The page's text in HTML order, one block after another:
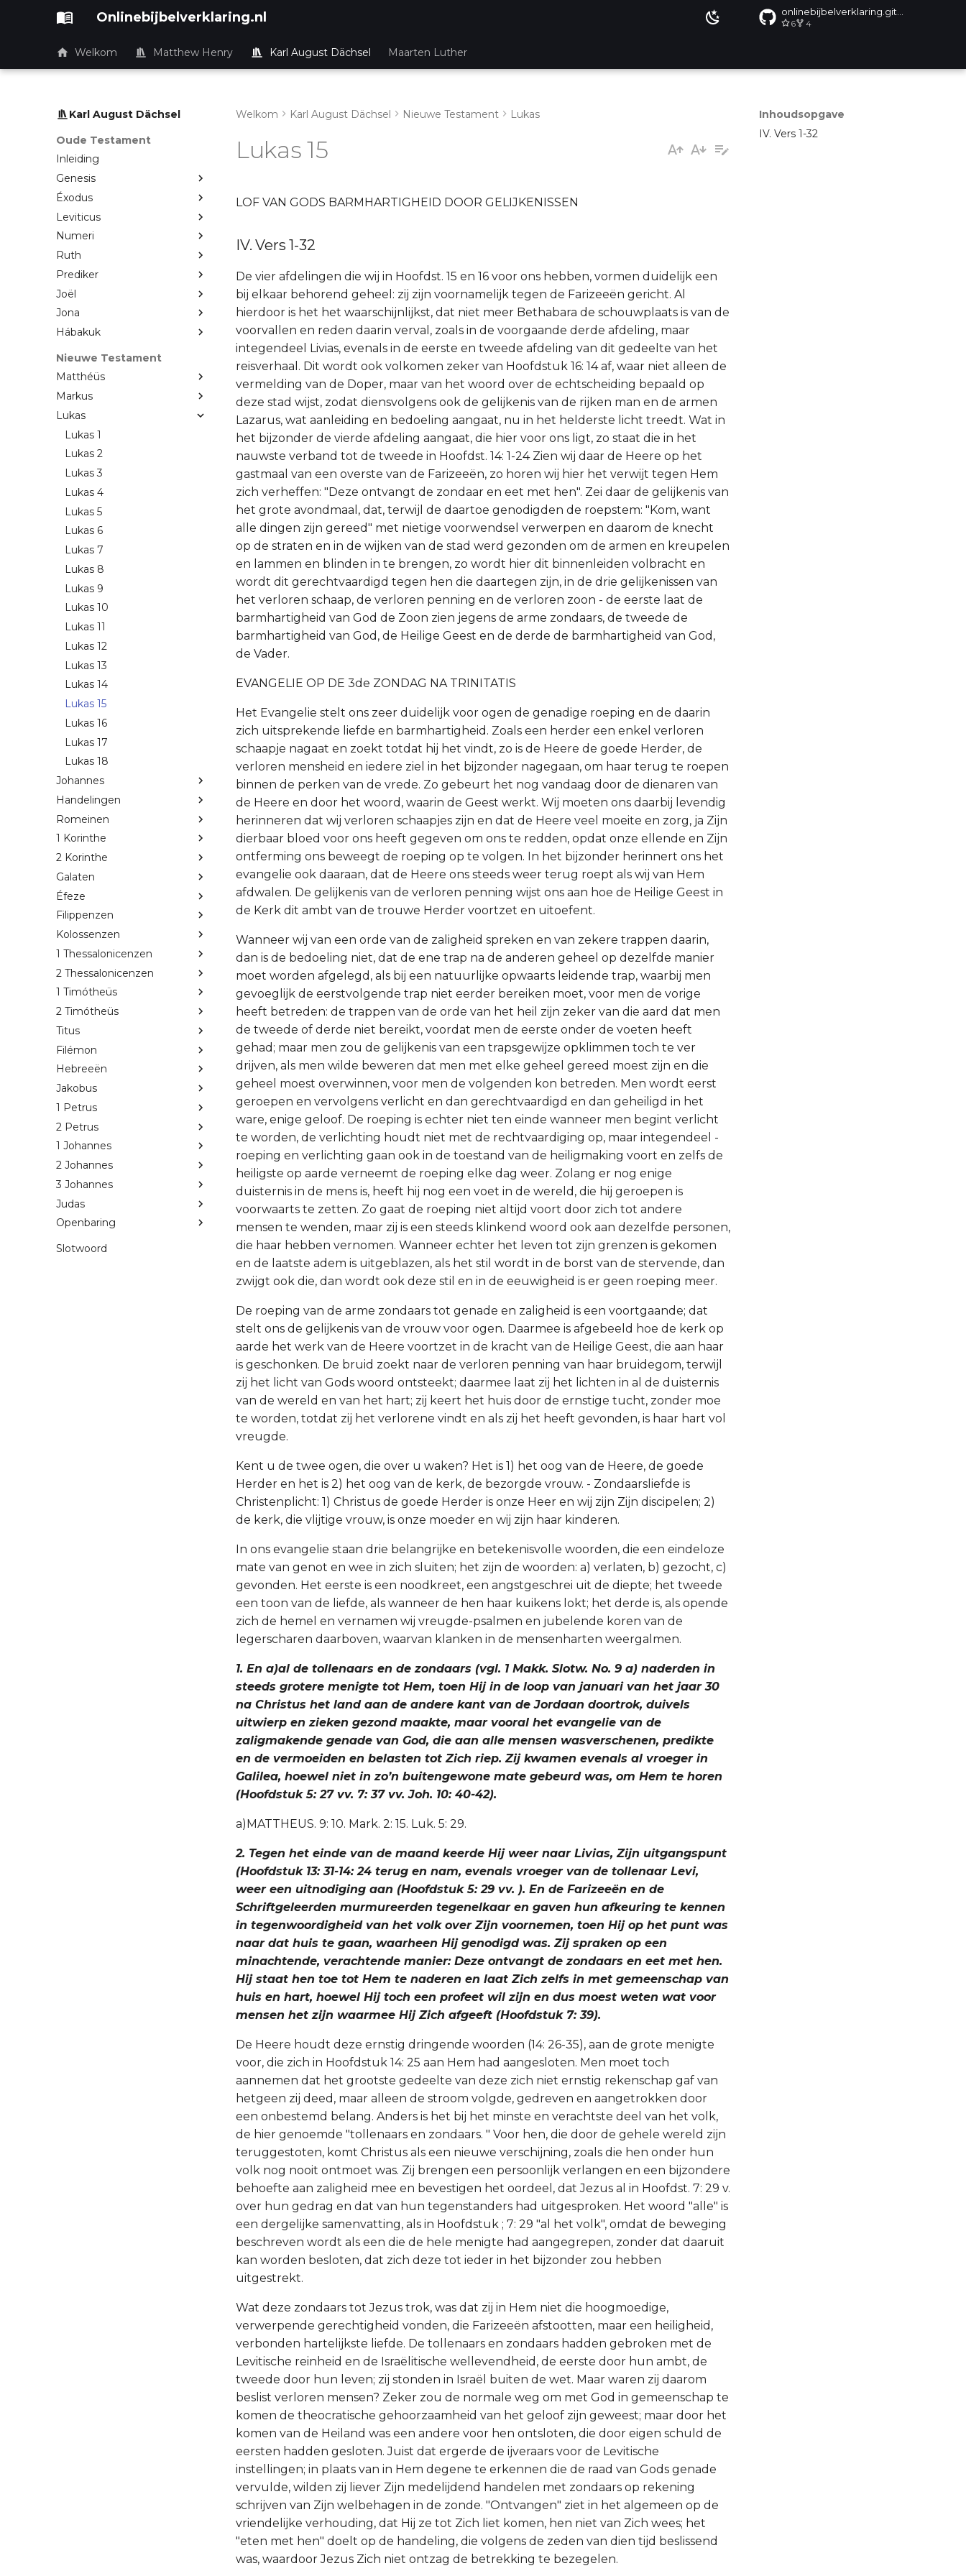
Onlinebijbelverklaring.nl 6 4
Welkom Matthew Henry Karl August Dächsel Maarten Luther
Karl August Dächsel
Oude Testament
Inleiding
Genesis
Éxodus
Leviticus
Numeri
Ruth
Prediker
Joël
Jona
Hábakuk
Nieuwe Testament
Matthéüs
Markus
Lukas
Lukas 1
Lukas 2
Lukas 3
Lukas 4
Lukas 5
Lukas 6
Lukas 7
Lukas 8
Lukas 9
Lukas 10
Lukas 11
Lukas 12
Lukas 13
Lukas 14
Lukas 15
Lukas 16
Lukas 17
Lukas 18
Johannes
Handelingen
Romeinen
1 Korinthe
2 Korinthe
Galaten
Éfeze
Filippenzen
Kolossenzen
1 Thessalonicenzen
2 Thessalonicenzen
1 Timótheüs
2 Timótheüs
Titus
Filémon
Hebreeën
Jakobus
1 Petrus
2 Petrus
1 Johannes
2 Johannes
3 Johannes
Judas
Openbaring
Slotwoord
Inhoudsopgave
IV. Vers 1-32
Welkom Karl August Dächsel Nieuwe Testament Lukas
Lukas 15
LOF VAN GODS BARMHARTIGHEID DOOR GELIJKENISSEN
IV. Vers 1-32
De vier afdelingen die wij in Hoofdst. 15 en 16 voor ons hebben, vormen duidelijk een
bij elkaar behorend geheel: zij zijn voornamelijk tegen de Farizeeën gericht. Al
hierdoor is het het waarschijnlijkst, dat niet meer Bethabara de schouwplaats is van de
voorvallen en reden daarin verval, zoals in de voorgaande derde afdeling, maar
integendeel Livias, evenals in de eerste en tweede afdeling van dit gedeelte van het
reisverhaal. Dit wordt ook volkomen zeker van Hoofdstuk 16: 14 af, waar niet alleen de
vermelding van de Doper, maar van het woord over de echtscheiding bepaald op
deze stad wijst, zodat diensvolgens ook de gelijkenis van de rijken man en de armen
Lazarus, wat aanleiding en bedoeling aangaat, nu in het helderste licht treedt. Wat in
het bijzonder de vierde afdeling aangaat, die hier voor ons ligt, zo staat die in het
nauwste verband tot de tweede in Hoofdst. 14: 1-24 Zien wij daar de Heere op het
gastmaal van een overste van de Farizeeën, zo horen wij hier het verwijt tegen Hem
zich verheffen: "Deze ontvangt de zondaar en eet met hen". Zei daar de gelijkenis van
het grote avondmaal, dat, terwijl de daartoe genodigden de roepstem: "Kom, want
alle dingen zijn gereed" met nietige voorwendsel verwerpen en daarom de knecht
op de straten en in de wijken van de stad werd gezonden om de armen en kreupelen
en lammen en blinden in te brengen, zo wordt hier dit binnenleiden volbracht en
wordt dit gerechtvaardigd tegen hen die daartegen zijn, in de drie gelijkenissen van
het verloren schaap, de verloren penning en de verloren zoon - de eerste laat de
barmhartigheid van God de Zoon zien jegens de arme zondaars, de tweede de
barmhartigheid van God, de Heilige Geest en de derde de barmhartigheid van God,
de Vader.
EVANGELIE OP DE 3de ZONDAG NA TRINITATIS
Het Evangelie stelt ons zeer duidelijk voor ogen de genadige roeping en de daarin
zich uitsprekende liefde en barmhartigheid. Zoals een herder een enkel verloren
schaapje nagaat en zoekt totdat hij het vindt, zo is de Heere de goede Herder, de
verloren mensheid en iedere ziel in het bijzonder nagegaan, om haar terug te roepen
binnen de perken van de vrede. Zo gebeurt het nog vandaag door de dienaren van
de Heere en door het woord, waarin de Geest werkt. Wij moeten ons daarbij levendig
herinneren dat wij verloren schaapjes zijn en dat de Heere veel moeite en zorg, ja Zijn
dierbaar bloed voor ons heeft gegeven om ons te redden, opdat onze ellende en Zijn
ontferming ons beweegt de roeping op te volgen. In het bijzonder herinnert ons het
evangelie ook daaraan, dat de Heere ons steeds weer terug roept als wij van Hem
afdwalen. De gelijkenis van de verloren penning wijst ons aan hoe de Heilige Geest in
de Kerk dit ambt van de trouwe Herder voortzet en uitoefent.
Wanneer wij van een orde van de zaligheid spreken en van zekere trappen daarin,
dan is de bedoeling niet, dat de ene trap na de anderen geheel op dezelfde manier
moet worden afgelegd, als bij een natuurlijke opwaarts leidende trap, waarbij men
gevoeglijk de eerstvolgende trap niet eerder bereiken moet, voor men de vorige
heeft betreden: de trappen van de orde van het heil zijn zeker van die aard dat men
de tweede of derde niet bereikt, voordat men de eerste onder de voeten heeft
gehad; maar men zou de gelijkenis van een trapsgewijze opklimmen toch te ver
drijven, als men wilde beweren dat men met elke geheel gereed moest zijn en die
geheel moest overwinnen, voor men de volgenden kon betreden. Men wordt eerst
geroepen en vervolgens verlicht en dan gerechtvaardigd en dan geheiligd in het
ware, enige geloof. De roeping is echter niet ten einde wanneer men begint verlicht
te worden, de verlichting houdt niet met de rechtvaardiging op, maar integendeel -
roeping en verlichting gaan ook in de toestand van de heiligmaking voort en zelfs de
heiligste op aarde verneemt de roeping elke dag weer. Zolang er nog enige
duisternis in de mens is, heeft hij nog een voet in de wereld, die hij geroepen is
voorwaarts te zetten. Zo gaat de roeping niet altijd voort door zich tot andere
mensen te wenden, maar zij is een steeds klinkend woord ook aan dezelfde personen,
die haar hebben vernomen. Wanneer echter het leven tot zijn grenzen is gekomen
en de laatste adem is uitgeblazen, als het stil wordt in de borst van de stervende, dan
zwijgt ook die, dan wordt ook deze stil en in de eeuwigheid is er geen roeping meer.
De roeping van de arme zondaars tot genade en zaligheid is een voortgaande; dat
stelt ons de gelijkenis van de vrouw voor ogen. Daarmee is afgebeeld hoe de kerk op
aarde het werk van de Heere voortzet in de kracht van de Heilige Geest, die aan haar
is geschonken. De bruid zoekt naar de verloren penning van haar bruidegom, terwijl
zij het licht van Gods woord ontsteekt; daarmee laat zij het lichten in al de duisternis
van de wereld en van het hart; zij keert het huis door de ernstige tucht, zonder moe
te worden, totdat zij het verlorene vindt en als zij het heeft gevonden, is haar hart vol
vreugde.
Kent u de twee ogen, die over u waken? Het is 1) het oog van de Heere, de goede
Herder en het is 2) het oog van de kerk, de bezorgde vrouw. - Zondaarsliefde is
Christenplicht: 1) Christus de goede Herder is onze Heer en wij zijn Zijn discipelen; 2)
de kerk, die vlijtige vrouw, is onze moeder en wij zijn haar kinderen.
In ons evangelie staan drie belangrijke en betekenisvolle woorden, die een eindeloze
mate van genot en wee in zich sluiten; het zijn de woorden: a) verlaten, b) gezocht, c)
gevonden. Het eerste is een noodkreet, een angstgeschrei uit de diepte; het tweede
een toon van de liefde, als wanneer de hen haar kuikens lokt; het derde is, als opende
zich de hemel en vernamen wij vreugde-psalmen en jubelende koren van de
legerscharen daarboven, waarvan klanken in de mensenharten weergalmen.
1. En a)al de tollenaars en de zondaars (vgl. 1 Makk. Slotw. No. 9 a) naderden in
steeds grotere menigte tot Hem, toen Hij in de loop van januari van het jaar 30
na Christus het land aan de andere kant van de Jordaan doortrok, duivels
uitwierp en zieken gezond maakte, maar vooral het evangelie van de
zaligmakende genade van God, die aan alle mensen wasverschenen, predikte
en de vermoeiden en belasten tot Zich riep. Zij kwamen evenals al vroeger in
Galilea, hoewel niet in zo’n buitengewone mate gebeurd was, om Hem te horen
(Hoofdstuk 5: 27 vv. 7: 37 vv. Joh. 10: 40-42).
a)MATTHEUS. 9: 10. Mark. 2: 15. Luk. 5: 29.
2. Tegen het einde van de maand keerde Hij weer naar Livias, Zijn uitgangspunt
(Hoofdstuk 13: 31-14: 24 terug en nam, evenals vroeger van de tollenaar Levi,
weer een uitnodiging aan (Hoofdstuk 5: 29 vv. ). En de Farizeeën en de
Schriftgeleerden murmureerden tegenelkaar en gaven hun afkeuring te kennen
in tegenwoordigheid van het volk over Zijn voornemen, toen Hij op het punt was
naar dat huis te gaan, waarheen Hij genodigd was. Zij spraken op een
minachtende, verachtende manier: Deze ontvangt de zondaars en eet met hen.
Hij staat hen toe tot Hem te naderen en laat Zich zelfs in met gemeenschap van
huis en hart, hoewel Hij toch een profeet wil zijn en dus moest weten wat voor
mensen het zijn waarmee Hij Zich afgeeft (Hoofdstuk 7: 39).
De Heere houdt deze ernstig dringende woorden (14: 26-35), aan de grote menigte
voor, die zich in Hoofdstuk 14: 25 aan Hem had aangesloten. Men moet toch
aannemen dat het grootste gedeelte van deze zich niet ernstig rekenschap gaf van
hetgeen zij deed, maar alleen de stroom volgde, gedreven en aangetrokken door
een onbestemd belang. Anders is het bij het minste en verachtste deel van het volk,
de hier genoemde "tollenaars en zondaars. " Voor hen, die door de gehele wereld zijn
teruggestoten, komt Christus als een nieuwe verschijning, zoals die hen onder hun
volk nog nooit ontmoet was. Zij brengen een persoonlijk verlangen en een bijzondere
behoefte aan zaligheid mee en bevestigen het oordeel, dat Jezus al in Hoofdst. 7: 29 v.
over hun gedrag en dat van hun tegenstanders had uitgesproken. Het woord "alle" is
een dergelijke samenvatting, als in Hoofdstuk ; 7: 29 "al het volk", omdat de beweging
beschreven wordt als een die de hele menigte had aangegrepen, zonder dat daaruit
kan worden besloten, dat zich deze tot ieder in het bijzonder zou hebben
uitgestrekt.
Wat deze zondaars tot Jezus trok, was dat zij in Hem niet die hoogmoedige,
verwerpende gerechtigheid vonden, die Farizeeën afstootten, maar een heiligheid,
verbonden hartelijkste liefde. De tollenaars en zondaars hadden gebroken met de
Levitische reinheid en de Israëlitische wellevendheid, de eerste door hun ambt, de
tweede door hun leven; zij stonden in Israël buiten de wet. Maar waren zij daarom
beslist verloren mensen? Zeker zou de normale weg om met God in gemeenschap te
komen de theocratische gehoorzaamheid van het geloof zijn geweest; maar door het
komen van de Heiland was een andere voor hen ontsloten, die door eigen schuld de
eersten hadden gesloten. Juist dat ergerde de ijveraars voor de Levitische
instellingen; in plaats van in Hem degene te erkennen die de raad van Gods genade
vervulde, wilden zij liever Zijn medelijdend handelen met zondaars op rekening
schrijven van Zijn welbehagen in de zonde. "Ontvangen" ziet in het algemeen op de
vriendelijke verhouding, dat Hij ze tot Zich liet komen, hen niet van Zich wees; het
"eten met hen" doelt op de handeling, die volgens de zeden van dien tijd beslissend
was, waardoor Jezus Zich niet ontzag de betrekking te bezegelen.